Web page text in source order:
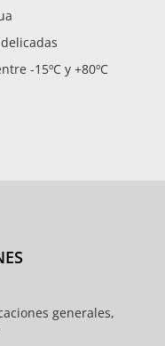
-15ºC y +80ºC
generales,